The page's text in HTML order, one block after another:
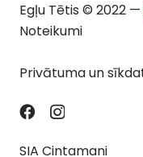
Egļu Tētis © 2022 —
Noteikumi
Privātuma un
SIA Cintamani